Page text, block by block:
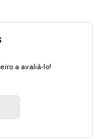
a avaliá-lo!